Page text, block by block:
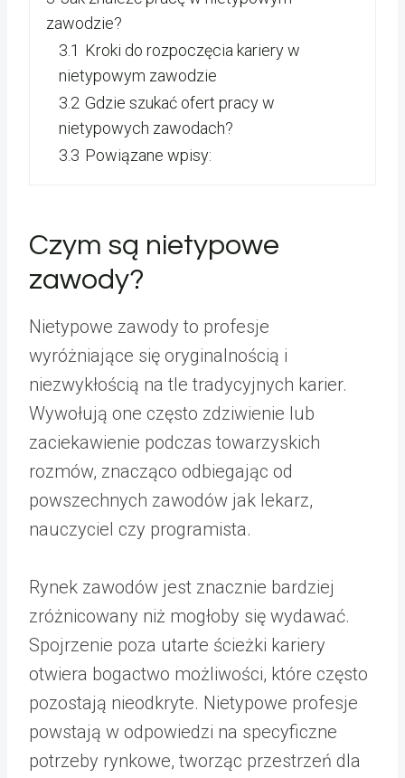
zawodzie?
3.1 Kroki do rozpoczęcia kariery w
nietypowym zawodzie
3.2 Gdzie szukać ofert pracy w
nietypowych zawodach?
3.3 Powiązane wpisy:
Czym są nietypowe
zawody?
Nietypowe zawody to profesje
wyróżniające się oryginalnością i
niezwykłością na tle tradycyjnych karier.
Wywołują one często zdziwienie lub
zaciekawienie podczas towarzyskich
rozmów, znacząco odbiegając od
powszechnych zawodów jak lekarz,
nauczyciel czy programista.
Rynek zawodów jest znacznie bardziej
zróżnicowany niż mogłoby się wydawać.
Spojrzenie poza utarte ścieżki kariery
otwiera bogactwo możliwości, które często
pozostają nieodkryte. Nietypowe profesje
powstają w odpowiedzi na specyficzne
potrzeby rynkowe, tworząc przestrzeń dla